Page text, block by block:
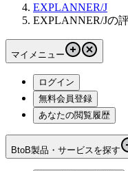
EXPLANNER/J
EXPLANNER/Jの
マイメニュー
ログイン
無料会員登録
あなたの閲覧履歴
BtoB製品・サービスを探す